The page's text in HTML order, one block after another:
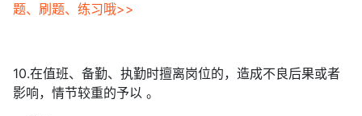
题、刷题、练习哦>>
10.在值班、备勤、执勤时擅离岗位的，造成不良后果或者
影响，情节较重的予以 。